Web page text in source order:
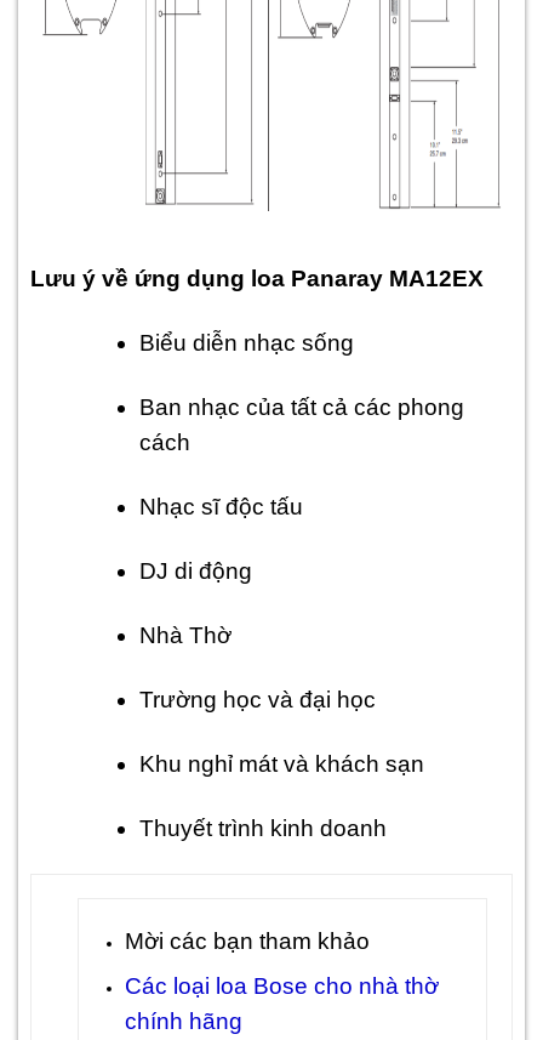
Lưu ý về ứng dụng loa Panaray MA12EX
Biểu diễn nhạc sống
Ban nhạc của tất cả các phong
cách
Nhạc sĩ độc tấu
DJ di động
Nhà Thờ
Trường học và đại học
Khu nghỉ mát và khách sạn
Thuyết trình kinh doanh
Mời các bạn tham khảo
Các loại loa Bose cho nhà thờ
chính hãng